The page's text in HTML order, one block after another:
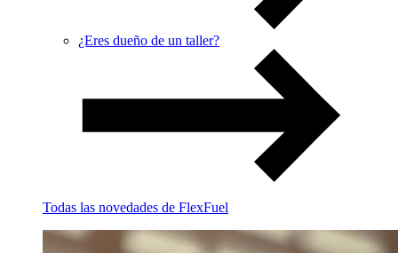
¿Eres dueño de un taller?
Todas las novedades de FlexFuel